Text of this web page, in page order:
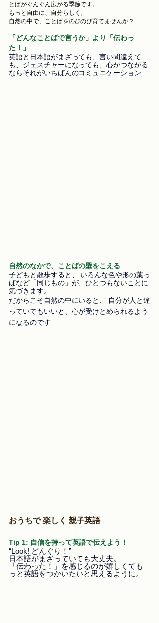
とばがぐんぐん広がる季節です。
もっと自由に、自分らしく。
自然の中で、ことばをのびのび育てませんか？
「どんなことばで言うか」より「伝わっ
た！」
英語と日本語がまざっても、言い間違えて
も、ジェスチャーになっても、心がつながる
ならそれがいちばんのコミュニケーション
自然のなかで、ことばの壁をこえる
子どもと散歩すると、 いろんな色や形の葉っ
ぱなど「同じもの」が、ひとつもないことに
気づきます。
だからこそ自然の中にいると、 自分が人と違
っていてもいいと、心が受けとめられるよう
になるのです
おうちで 楽しく 親子英語
Tip 1: 自信を持って英語で伝えよう！
“Look! どんぐり！”
日本語がまざっていても大丈夫。
「伝わった！」を感じるのが嬉しくても
っと英語をつかいたいと思えるように。